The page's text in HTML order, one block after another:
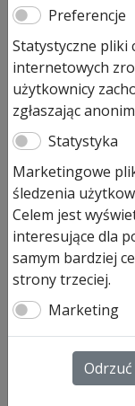
Preferencje
Statystyczne pliki
internetowych
użytkownicy
zgłaszając
Statystyka
Marketingowe
śledzenia
Celem jest
interesujące dla
samym bardziej
strony trzeciej.
Marketing